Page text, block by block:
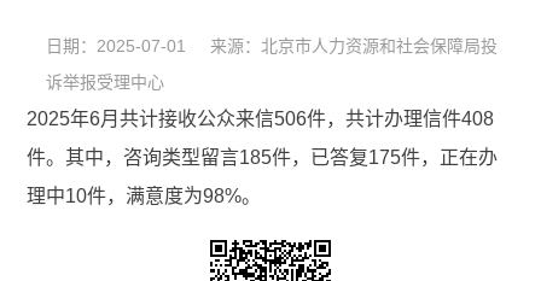
日期：2025-07-01 来源：​北京市人力资源和社会保障局投
诉举报受理中心
2025年6月共计接收公众来信506件，共计办理信件408
件。其中，咨询类型留言185件，已答复175件，正在办
理中10件，满意度为98%。